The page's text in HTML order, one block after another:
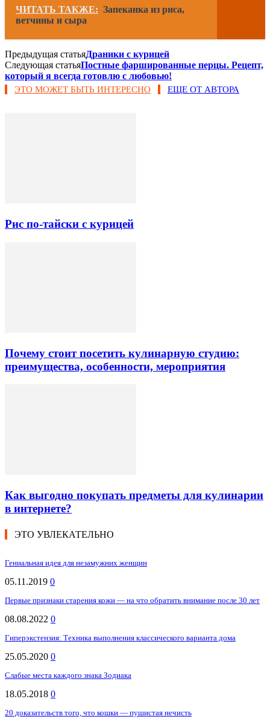
ЧИТАТЬ ТАКЖЕ: Запеканка из риса,
ветчины и сыра
Предыдущая статьяДраники с курицей
Следующая статьяПостные фаршированные перцы. Рецепт,
который я всегда готовлю с любовью!
ЭТО МОЖЕТ БЫТЬ ИНТЕРЕСНО ЕЩЕ ОТ АВТОРА
Рис по-тайски с курицей
Почему стоит посетить кулинарную студию:
преимущества, особенности, мероприятия
Как выгодно покупать предметы для кулинарии
в интернете?
ЭТО УВЛЕКАТЕЛЬНО
Гениальная идея для незамужних женщин
05.11.2019 0
Первые признаки старения кожи — на что обратить внимание после 30 лет
08.08.2022 0
Гиперэкстензия: Техника выполнения классического варианта дома
25.05.2020 0
Слабые места каждого знака Зодиака
18.05.2018 0
20 доказательств того, что кошки — пушистая нечисть